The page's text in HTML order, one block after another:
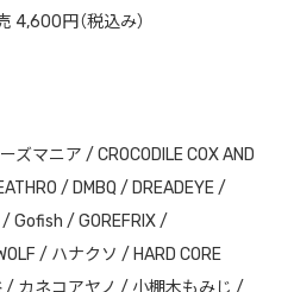
4,600円（税込み）
マニア / CROCODILE COX AND
/ DMBQ / DREADEYE /
/ Gofish / GOREFRIX /
/ ハナクソ / HARD CORE
/ カネコアヤノ / 小棚木もみじ /